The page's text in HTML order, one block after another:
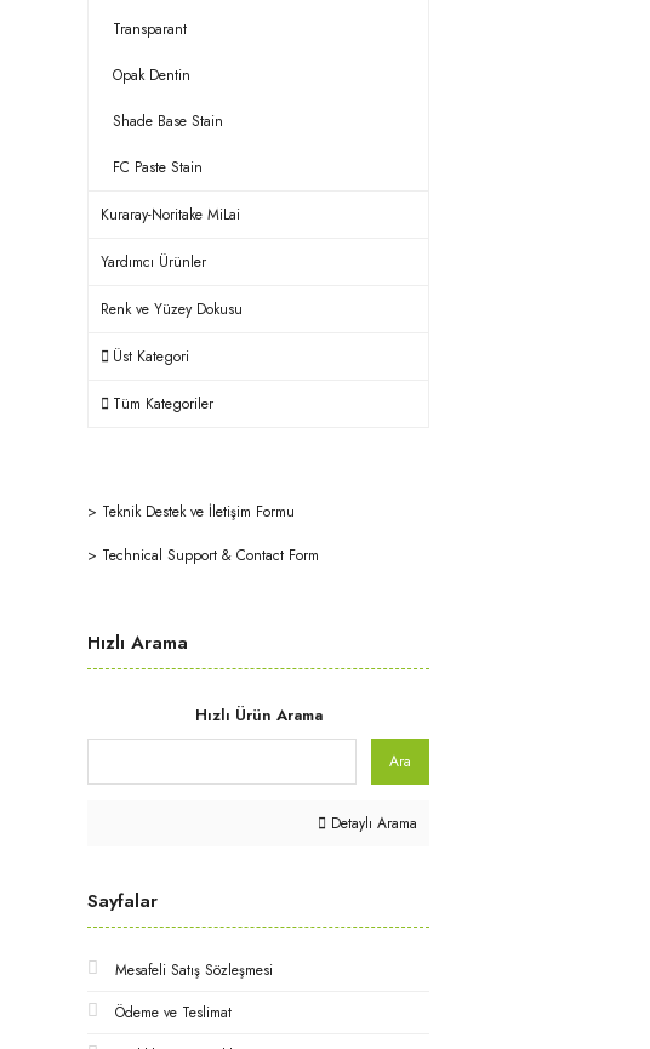
Transparant
Opak Dentin
Shade Base Stain
FC Paste Stain
Kuraray-Noritake MiLai
Yardımcı Ürünler
Renk ve Yüzey Dokusu
Üst Kategori
Tüm Kategoriler
> Teknik Destek ve İletişim Formu
> Technical Support & Contact Form
Hızlı Arama
Hızlı Ürün Arama
Ara
Detaylı Arama
Sayfalar
Mesafeli Satış Sözleşmesi
Ödeme ve Teslimat